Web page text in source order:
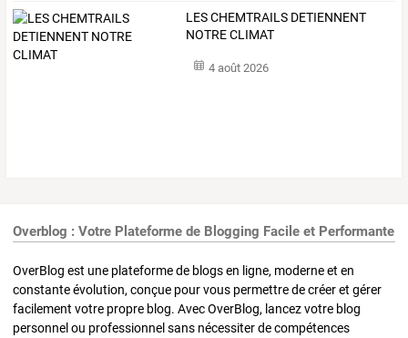
LES CHEMTRAILS DETIENNENT
NOTRE CLIMAT
4 août 2026
Overblog : Votre Plateforme de Blogging Facile et Performante
OverBlog est une plateforme de blogs en ligne, moderne et en
constante évolution, conçue pour vous permettre de créer et gérer
facilement votre propre blog. Avec OverBlog, lancez votre blog
personnel ou professionnel sans nécessiter de compétences